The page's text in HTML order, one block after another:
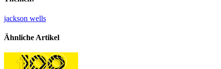
jackson wells
Ähnliche Artikel